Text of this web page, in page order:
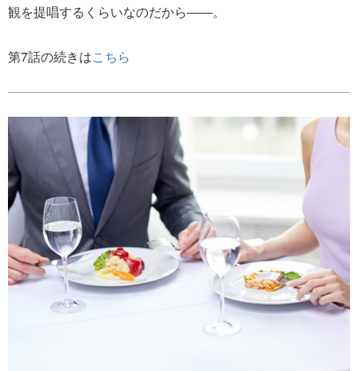
観を提唱するくらいなのだから――。
第7話の続きはこちら